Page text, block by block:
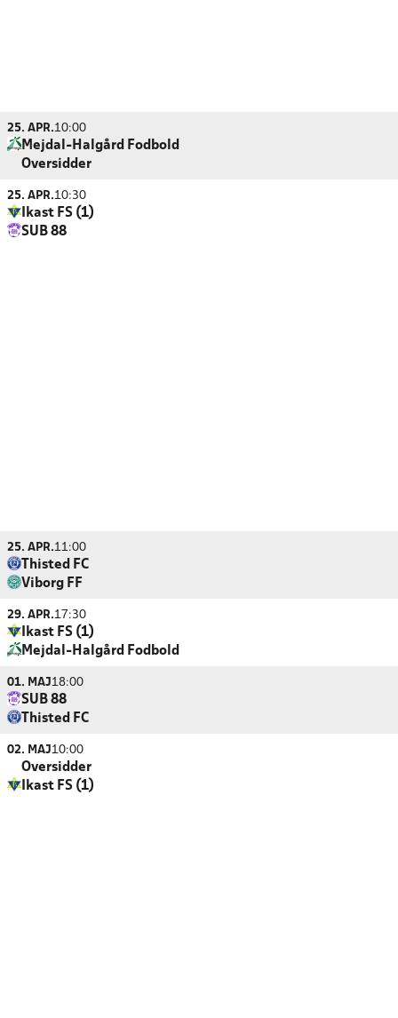
25. APR.10:00
Mejdal-Halgård Fodbold
Oversidder
25. APR.10:30
Ikast FS (1)
SUB 88
25. APR.11:00
Thisted FC
Viborg FF
29. APR.17:30
Ikast FS (1)
Mejdal-Halgård Fodbold
01. MAJ18:00
SUB 88
Thisted FC
02. MAJ10:00
Oversidder
Ikast FS (1)